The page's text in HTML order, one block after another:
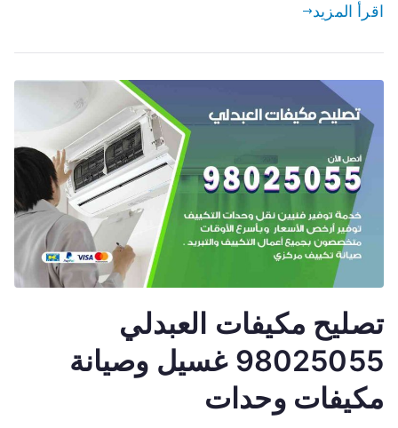
اقرأ المزيد
تصليح مكيفات العبدلي
98025055 غسيل وصيانة
مكيفات وحدات